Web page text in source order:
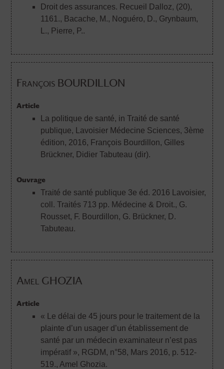
Droit des assurances. Recueil Dalloz, (20),
1161., Bacache, M., Noguéro, D., Grynbaum,
L., Pierre, P..
François BOURDILLON
Article
La politique de santé, in Traité de santé
publique, Lavoisier Médecine Sciences, 3ème
édition, 2016, François Bourdillon, Gilles
Brückner, Didier Tabuteau (dir).
Ouvrage
Traité de santé publique 3e éd. 2016 Lavoisier,
coll. Traités 713 pp. Médecine & Droit., G.
Rousset, F. Bourdillon, G. Brückner, D.
Tabuteau.
Amel GHOZIA
Article
« Le délai de 45 jours pour le traitement de la
plainte d’un usager d’un établissement de
santé par un médecin examinateur n’est pas
impératif », RGDM, n°58, Mars 2016, p. 512-
519., Amel Ghozia.